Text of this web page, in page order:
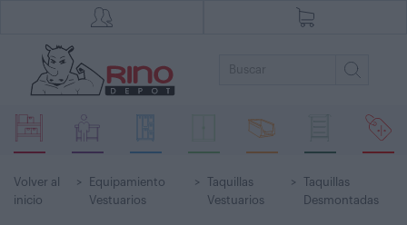
Volver al
inicio
>
Equipamiento
Vestuarios
>
Taquillas
Vestuarios
>
Taquillas
Desmontadas